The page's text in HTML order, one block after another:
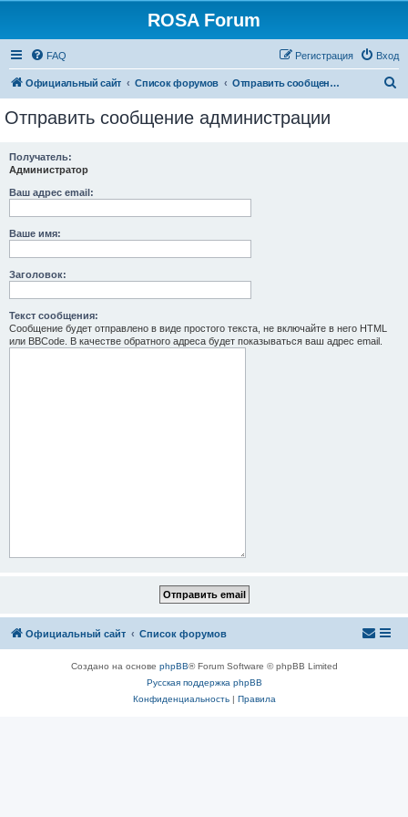
ROSA Forum
FAQ Вход
Регистрация
Официальный сайт Список форумов Отправить сообщение администрации
Отправить сообщение администрации
Получатель:
Администратор
Ваш адрес email:
Ваше имя:
Заголовок:
Текст сообщения:
Сообщение будет отправлено в виде простого текста, не включайте в него HTML
или BBCode. В качестве обратного адреса будет показываться ваш адрес email.
Официальный сайт Список форумов
Создано на основе phpBB® Forum Software © phpBB Limited
Русская поддержка phpBB
Конфиденциальность| Правила